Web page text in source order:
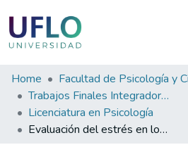
Communities
&
Collections
Home
Trabajos Finales Integradores (TFI) de Grado
Licenciatura en Psicología
Evaluación del estrés en los empleados administrativos del ámbito bancario